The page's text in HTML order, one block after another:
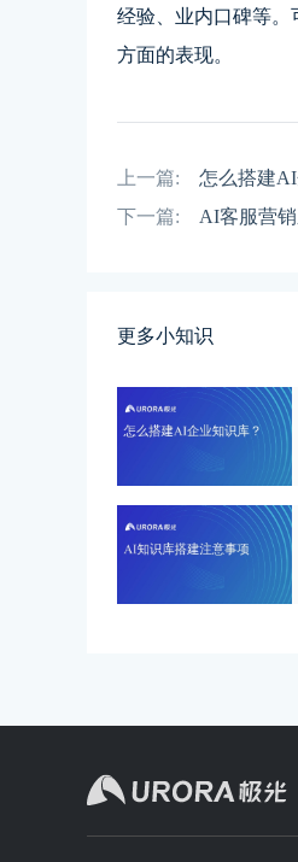
经验、业内口碑等
方面的表现。
上一篇:
怎么搭建
下一篇:
AI客服营
更多小知识